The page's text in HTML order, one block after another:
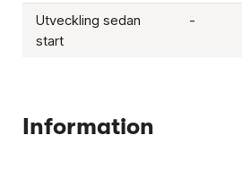
Utveckling sedan
start
-
Information